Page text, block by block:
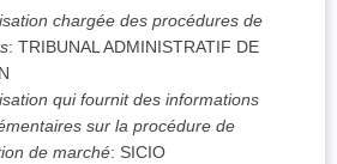
chargée des procédures de
: TRIBUNAL ADMINISTRATIF DE
qui fournit des informations
sur la procédure de
de marché: SICIO